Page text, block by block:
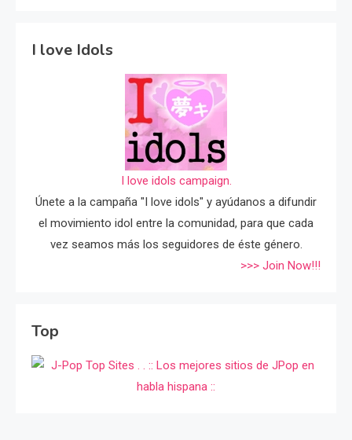
I love Idols
I love idols campaign.
Únete a la campaña "I love idols" y ayúdanos a difundir
el movimiento idol entre la comunidad, para que cada
vez seamos más los seguidores de éste género.
>>> Join Now!!!
Top